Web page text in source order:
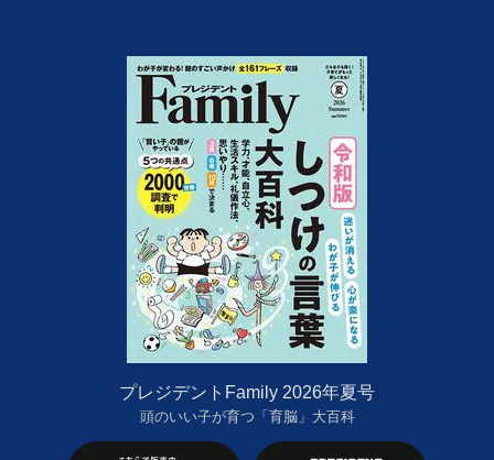
プレジデントFamily 2026年夏号
頭のいい子が育つ「育脳」大百科